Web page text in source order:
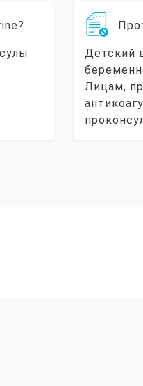
Детский
Лицам,